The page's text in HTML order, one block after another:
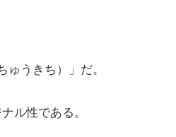
うきち）」だ。
ル性である。